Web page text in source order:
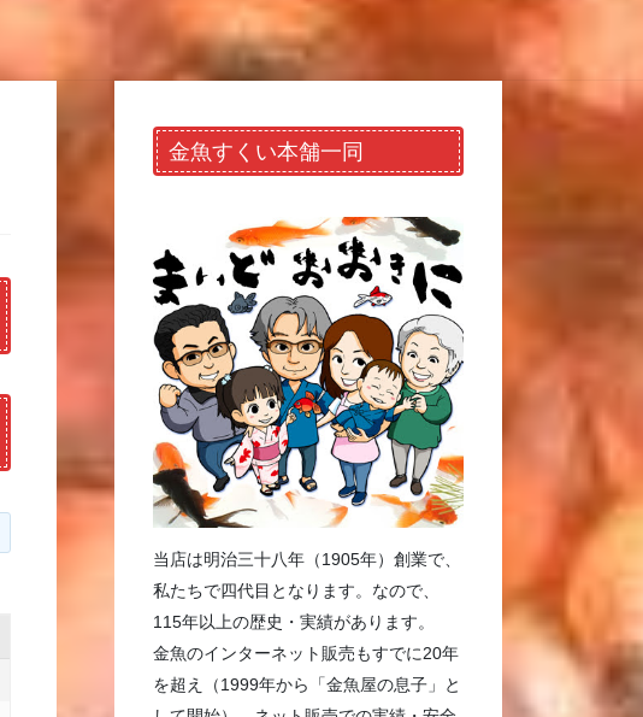
金魚すくい本舗一同
当店は明治三十八年（1905年）創業で、
私たちで四代目となります。なので、
115年以上の歴史・実績があります。
金魚のインターネット販売もすでに20年
を超え（1999年から「金魚屋の息子」と